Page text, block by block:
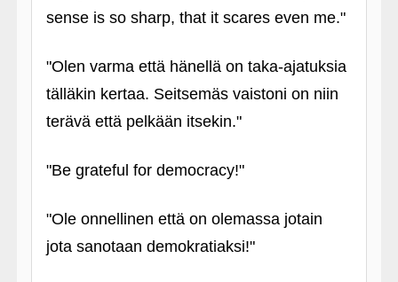
sense is so sharp, that it scares even me."
"Olen varma että hänellä on taka-ajatuksia
tälläkin kertaa. Seitsemäs vaistoni on niin
terävä että pelkään itsekin."
"Be grateful for democracy!"
"Ole onnellinen että on olemassa jotain
jota sanotaan demokratiaksi!"